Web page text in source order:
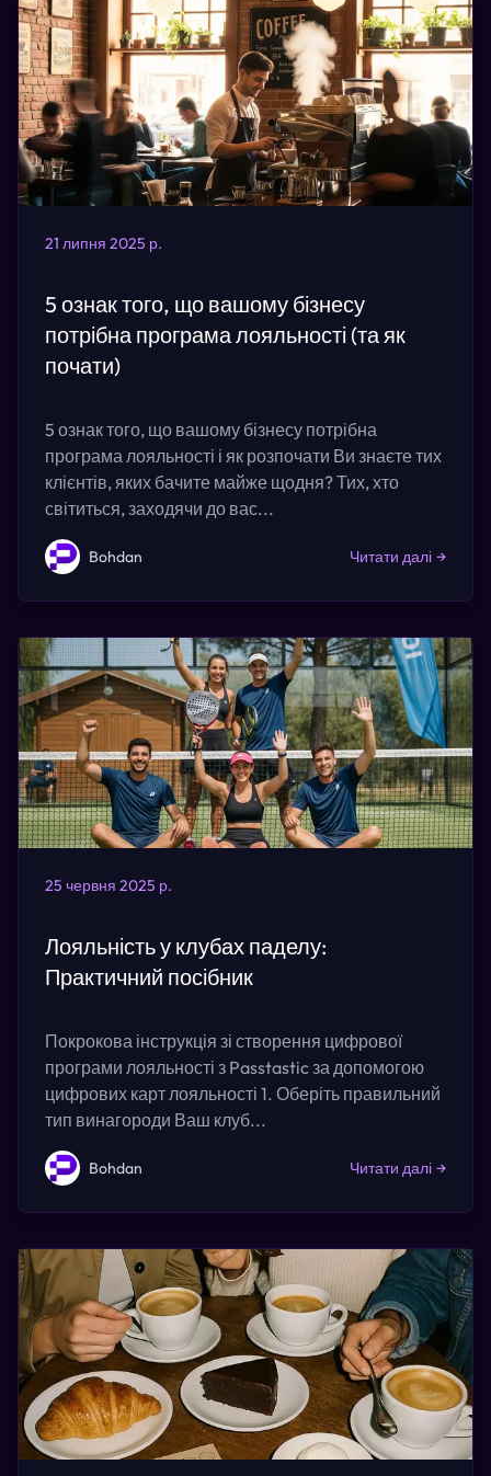
21 липня 2025 р.
5 ознак того, що вашому бізнесу
потрібна програма лояльності (та як
почати)
5 ознак того, що вашому бізнесу потрібна
програма лояльності і як розпочати Ви знаєте тих
клієнтів, яких бачите майже щодня? Тих, хто
світиться, заходячи до вас...
Bohdan Читати далі →
25 червня 2025 р.
Лояльність у клубах паделу:
Практичний посібник
Покрокова інструкція зі створення цифрової
програми лояльності з Passtastic за допомогою
цифрових карт лояльності 1. Оберіть правильний
тип винагороди Ваш клуб...
Bohdan Читати далі →